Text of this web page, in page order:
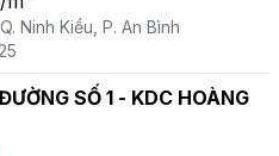
Ninh Kiều, P. An Bình
SỐ 1 - KDC HOÀNG